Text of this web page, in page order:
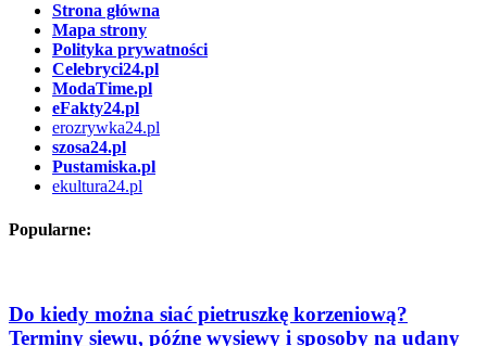
Strona główna
Mapa strony
Polityka prywatności
Celebryci24.pl
ModaTime.pl
eFakty24.pl
erozrywka24.pl
szosa24.pl
Pustamiska.pl
ekultura24.pl
Popularne:
Do kiedy można siać pietruszkę korzeniową?
Terminy siewu, późne wysiewy i sposoby na udany